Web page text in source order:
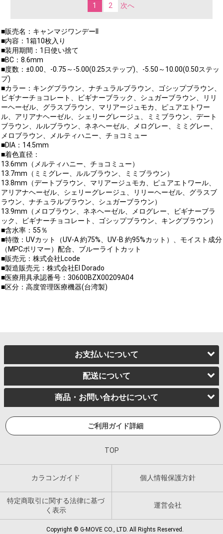
1 2 次へ
■販売名：キャンマジワンデーII
■内容：1箱10枚入り
■装用期間：1日使い捨て
■BC：8.6mm
■度数：±0.00、-0.75～-5.00(0.25ステップ)、-5.50～10.00(0.50ステッ
プ)
■カラー：キングブラウン、ナチュラルブラウン、ゴシップブラウン、
ビギナーチョコレート、ビギナーブラック、シュガーブラウン、リリ
ーヘーゼル、グラスブラウン、マリアージュモカ、ピュアエトワー
ル、アリアナヘーゼル、シェリーグレージュ、ミミブラウン、デート
ブラウン、ルルブラウン、ネネヘーゼル、メログレー、ミミグレー、
メロブラウン、メルティハニー、チョコミュー
■DIA：14.5mm
■着色直径：
13.6mm（メルティハニー、チョコミュー）
13.7mm（ミミグレー、ルルブラウン、ミミブラウン）
13.8mm（デートブラウン、マリアージュモカ、ピュアエトワール、
アリアナヘーゼル、シェリーグレージュ、リリーヘーゼル、グラスブ
ラウン、ナチュラルブラウン、シュガーブラウン）
13.9mm（メロブラウン、ネネヘーゼル、メログレー、ビギナーブラ
ック、ビギナーチョコレート、ゴシップブラウン、キングブラウン）
■含水率：55％
■特徴：UVカット（UV-A 約75%、UV-B 約95%カット）、モイスト成分
（MPCポリマー）配合、ブルーライトカット
■販売元：株式会社Lcode
■製造販売元：株式会社El Dorado
■医療用具承認番号：30600BZX00209A04
■区分：高度管理医療機器(台湾製)
お支払いについて
配送について
商品・お問い合わせについて
ご利用ガイド詳細
TOP
カラコンガイド 個人情報保護方針
特定商取引に関する法律に基づ
く表示
運営会社
Copyright © G-MOVE CO., LTD. All Rights Reserved.